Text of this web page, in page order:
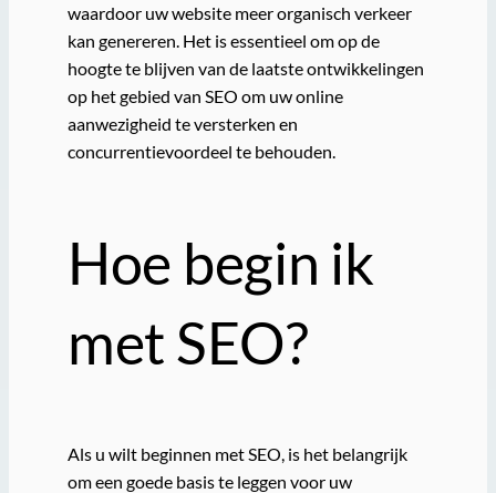
waardoor uw website meer organisch verkeer
kan genereren. Het is essentieel om op de
hoogte te blijven van de laatste ontwikkelingen
op het gebied van SEO om uw online
aanwezigheid te versterken en
concurrentievoordeel te behouden.
Hoe begin ik
met SEO?
Als u wilt beginnen met SEO, is het belangrijk
om een goede basis te leggen voor uw